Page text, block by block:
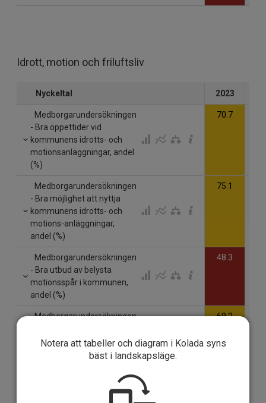
Idrott, motion och friluftsliv
Nyckeltal 2023
Medborgarundersökningen
- Bra öppettider vid
kommunens idrotts- och
motionsanläggningar, andel
(%)
70.7
Medborgarundersökningen
- Bra möjlighet att nyttja
kommunens idrotts- och
motions-anläggningar,
andel (%)
75.1
Medborgarundersökningen
- Bra utbud av belysta
motionsspår i kommunen,
andel (%)
48.3
Medborgarundersökningen
träningsplatser utomhus i
kommunen, andel (%)
69.2
Medborgarundersökningen
Notera att tabeller och diagram i Kolada syns
bäst i landskapsläge.